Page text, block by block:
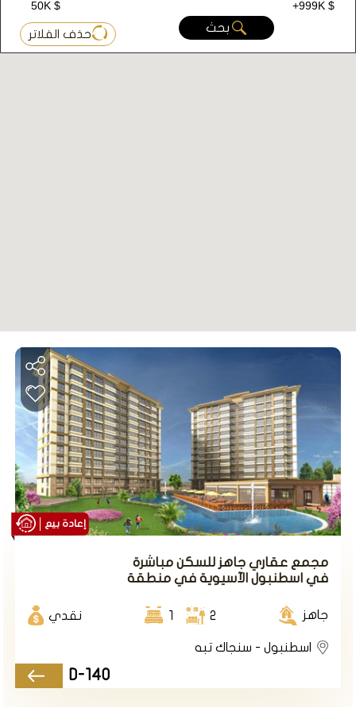
أهم المشاريع في منطقة سنجاك تبه
مشروع اسطنبول D140
مشروع سكني استثماري بجانب محطة المترو ضمن
50K $
+999K $
بحث
حذف الفلاتر
مجمع عقاري جاهز للسكن مباشرة
في اسطنبول الآسيوية في منطقة
جاهز 2
1 نقدي
اسطنبول - سنجاك تبه
D-140